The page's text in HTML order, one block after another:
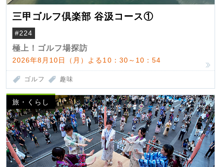
三甲ゴルフ倶楽部 谷汲コース①
#224
極上！ゴルフ場探訪
2026年8月10日（月）よる10：30～10：54
ゴルフ 趣味
旅・くらし